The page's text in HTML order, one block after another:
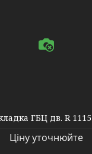
ГБЦ дв. R
Ціну уточнюйте